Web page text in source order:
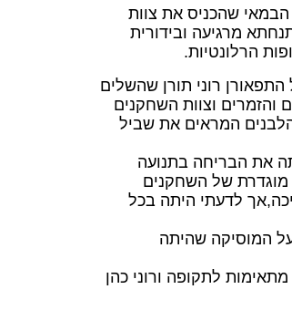
שהכניס את צוות
מרגיעה ובידורית
הרלונטיות.
התפאורן רוני תורן שהשלים
והזמרים וצוות השחקנים
המראים את שביל
את הבריחה בתנועה
של השחקנים
לדעתי היתה בכל
המוסיקה שהיתה
לתקופה ורוני כהן